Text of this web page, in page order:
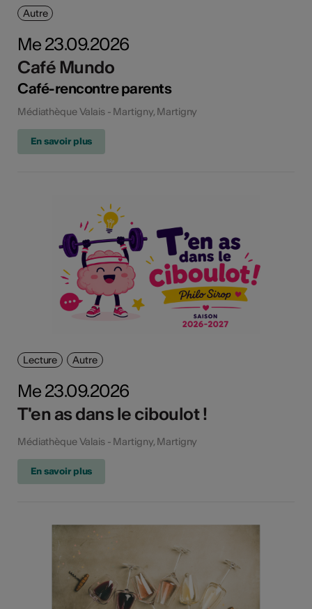
Autre
Me 23.09.2026
Café Mundo
Café-rencontre parents
Médiathèque Valais - Martigny, Martigny
En savoir plus
Lecture Autre
Me 23.09.2026
T'en as dans le ciboulot !
Médiathèque Valais - Martigny, Martigny
En savoir plus